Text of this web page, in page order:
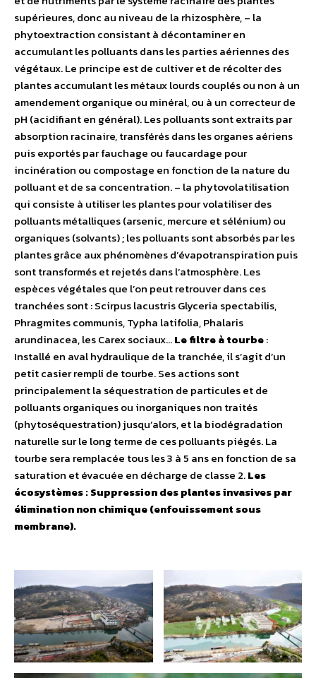
supérieures, donc au niveau de la rhizosphère, – la
phytoextraction consistant à décontaminer en
accumulant les polluants dans les parties aériennes des
végétaux. Le principe est de cultiver et de récolter des
plantes accumulant les métaux lourds couplés ou non à un
amendement organique ou minéral, ou à un correcteur de
pH (acidifiant en général). Les polluants sont extraits par
absorption racinaire, transférés dans les organes aériens
puis exportés par fauchage ou faucardage pour
incinération ou compostage en fonction de la nature du
polluant et de sa concentration. – la phytovolatilisation
qui consiste à utiliser les plantes pour volatiliser des
polluants métalliques (arsenic, mercure et sélénium) ou
organiques (solvants) ; les polluants sont absorbés par les
plantes grâce aux phénomènes d’évapotranspiration puis
sont transformés et rejetés dans l’atmosphère. Les
espèces végétales que l’on peut retrouver dans ces
tranchées sont : Scirpus lacustris Glyceria spectabilis,
Phragmites communis, Typha latifolia, Phalaris
arundinacea, les Carex sociaux…Le filtre à tourbe:
Installé en aval hydraulique de la tranchée, il s’agit d’un
petit casier rempli de tourbe. Ses actions sont
principalement la séquestration de particules et de
polluants organiques ou inorganiques non traités
(phytoséquestration) jusqu’alors, et la biodégradation
naturelle sur le long terme de ces polluants piégés. La
tourbe sera remplacée tous les 3 à 5 ans en fonction de sa
saturation et évacuée en décharge de classe 2.Les
écosystèmes : Suppression des plantes invasives par
élimination non chimique (enfouissement sous
membrane).